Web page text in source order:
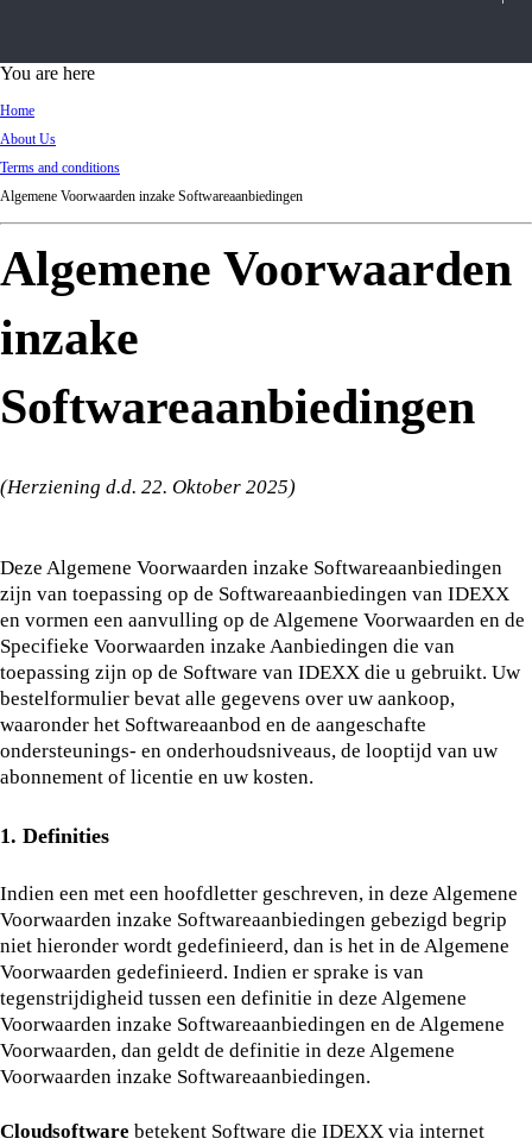
d
You are here
Home
About Us
Terms and conditions
Algemene Voorwaarden inzake Softwareaanbiedingen
Algemene Voorwaarden
inzake
Softwareaanbiedingen
(Herziening d.d. 22. Oktober 2025)
Deze Algemene Voorwaarden inzake Softwareaanbiedingen
zijn van toepassing op de Softwareaanbiedingen van IDEXX
en vormen een aanvulling op de Algemene Voorwaarden en de
Specifieke Voorwaarden inzake Aanbiedingen die van
toepassing zijn op de Software van IDEXX die u gebruikt. Uw
bestelformulier bevat alle gegevens over uw aankoop,
waaronder het Softwareaanbod en de aangeschafte
ondersteunings- en onderhoudsniveaus, de looptijd van uw
abonnement of licentie en uw kosten.
1. Definities
Indien een met een hoofdletter geschreven, in deze Algemene
Voorwaarden inzake Softwareaanbiedingen gebezigd begrip
niet hieronder wordt gedefinieerd, dan is het in de Algemene
Voorwaarden gedefinieerd. Indien er sprake is van
tegenstrijdigheid tussen een definitie in deze Algemene
Voorwaarden inzake Softwareaanbiedingen en de Algemene
Voorwaarden, dan geldt de definitie in deze Algemene
Voorwaarden inzake Softwareaanbiedingen.
Cloudsoftware betekent Software die IDEXX via internet